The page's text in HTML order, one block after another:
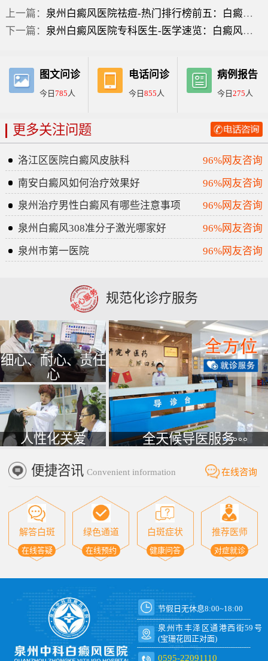
上一篇： 泉州白癜风医院祛痘-热门排行榜前五：白癜风自愈10大方法？
下一篇： 泉州白癜风医院专科医生-医学速览：白癜风药水？
图文问诊
今日785人
电话问诊
今日 855人
病例报告
今日275人
更多关注问题
洛江区医院白癜风皮肤科
96%网友咨询
南安白癜风如何治疗效果好
96%网友咨询
泉州治疗男性白癜风有哪些注意事项
96%网友咨询
泉州白癜风308准分子激光哪家好
96%网友咨询
泉州市第一医院
96%网友咨询
规范化诊疗服务
细心、耐心、责任
心
人性化关爱 全天候导医服务
便捷咨讯 Convenient information 在线咨询
解答白斑
在线答疑
绿色通道
在线预约
白斑症状
健康问答
推荐医师
对症就诊
节假日无休息8:00~18:00
泉州市丰泽区通港西街59号
(宝珊花园正对面)
0595-22091110